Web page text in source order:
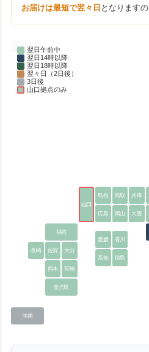
お届けは最短で翌々日 となります
翌日午前中
翌日14時以降
翌日18時以降
翌々日（2日後）
3日後
山口拠点のみ
山口
島根 鳥取
広島 岡山
兵庫
大阪
香川
愛媛
徳島
高知
福岡
佐賀 大分
熊本
長崎
宮崎
鹿児島
沖縄